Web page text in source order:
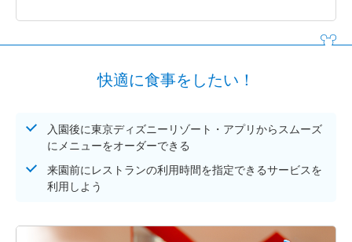
快適に食事をしたい！
入園後に東京ディズニーリゾート・アプリからスムーズ
にメニューをオーダーできる
来園前にレストランの利用時間を指定できるサービスを
利用しよう